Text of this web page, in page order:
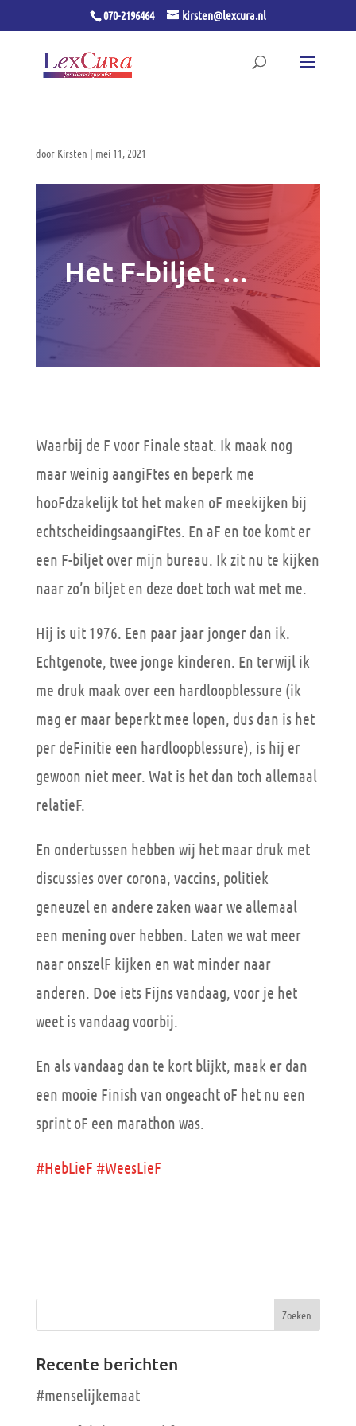
070-2196464 kirsten@lexcura.nl
door Kirsten | mei 11, 2021
Het F-biljet …
Waarbij de F voor Finale staat. Ik maak nog
maar weinig aangiFtes en beperk me
hooFdzakelijk tot het maken oF meekijken bij
echtscheidingsaangiFtes. En aF en toe komt er
een F-biljet over mijn bureau. Ik zit nu te kijken
naar zo’n biljet en deze doet toch wat met me.
Hij is uit 1976. Een paar jaar jonger dan ik.
Echtgenote, twee jonge kinderen. En terwijl ik
me druk maak over een hardloopblessure (ik
mag er maar beperkt mee lopen, dus dan is het
per deFinitie een hardloopblessure), is hij er
gewoon niet meer. Wat is het dan toch allemaal
relatieF.
En ondertussen hebben wij het maar druk met
discussies over corona, vaccins, politiek
geneuzel en andere zaken waar we allemaal
een mening over hebben. Laten we wat meer
naar onszelF kijken en wat minder naar
anderen. Doe iets Fijns vandaag, voor je het
weet is vandaag voorbij.
En als vandaag dan te kort blijkt, maak er dan
een mooie Finish van ongeacht oF het nu een
sprint oF een marathon was.
#HebLieF #WeesLieF
Recente berichten
#menselijkemaat